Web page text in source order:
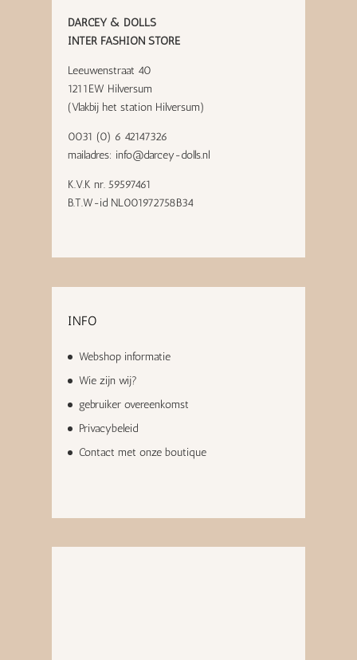
DARCEY & DOLLS
INTER FASHION STORE
Leeuwenstraat 40
1211EW Hilversum
(Vlakbij het station Hilversum)
0031 (0) 6 42147326
mailadres: info@darcey-dolls.nl
K.V.K nr. 59597461
B.T.W-id NL001972758B34
INFO
Webshop informatie
Wie zijn wij?
gebruiker overeenkomst
Privacybeleid
Contact met onze boutique